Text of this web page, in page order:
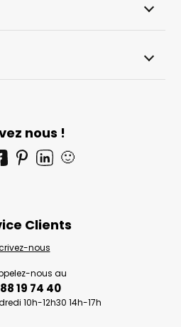
nous !
🙂
Clients
nous
nous au
19 74 40
10h-12h30 14h-17h